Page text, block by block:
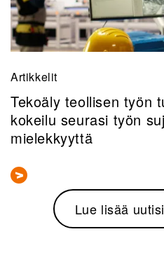
Artikkelit
Tekoäly teollisen työn
kokeilu seurasi työn
mielekkyyttä
Lue lisää